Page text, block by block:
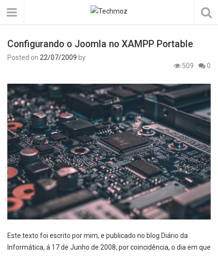
Configurando o Joomla no XAMPP Portable
Posted on 22/07/2009 by
509
0
Este texto foi escrito por mim, e publicado no blog Diário da
Informática, á 17 de Junho de 2008, por coincidência, o dia em que